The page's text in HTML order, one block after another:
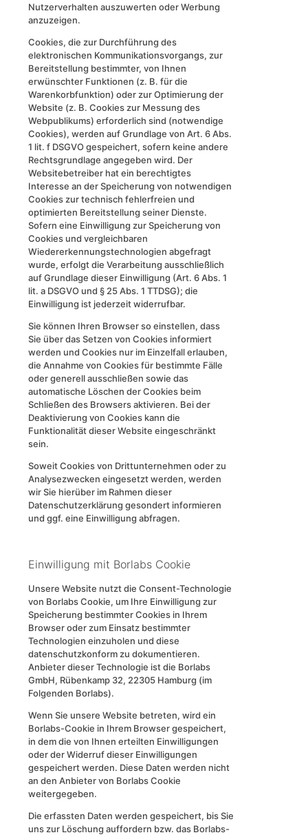
Nutzerverhalten auszuwerten oder Werbung
anzuzeigen.
Cookies, die zur Durchführung des
elektronischen Kommunikationsvorgangs, zur
Bereitstellung bestimmter, von Ihnen
erwünschter Funktionen (z. B. für die
Warenkorbfunktion) oder zur Optimierung der
Website (z. B. Cookies zur Messung des
Webpublikums) erforderlich sind (notwendige
Cookies), werden auf Grundlage von Art. 6 Abs.
1 lit. f DSGVO gespeichert, sofern keine andere
Rechtsgrundlage angegeben wird. Der
Websitebetreiber hat ein berechtigtes
Interesse an der Speicherung von notwendigen
Cookies zur technisch fehlerfreien und
optimierten Bereitstellung seiner Dienste.
Sofern eine Einwilligung zur Speicherung von
Cookies und vergleichbaren
Wiedererkennungstechnologien abgefragt
wurde, erfolgt die Verarbeitung ausschließlich
auf Grundlage dieser Einwilligung (Art. 6 Abs. 1
lit. a DSGVO und § 25 Abs. 1 TTDSG); die
Einwilligung ist jederzeit widerrufbar.
Sie können Ihren Browser so einstellen, dass
Sie über das Setzen von Cookies informiert
werden und Cookies nur im Einzelfall erlauben,
die Annahme von Cookies für bestimmte Fälle
oder generell ausschließen sowie das
automatische Löschen der Cookies beim
Schließen des Browsers aktivieren. Bei der
Deaktivierung von Cookies kann die
Funktionalität dieser Website eingeschränkt
sein.
Soweit Cookies von Drittunternehmen oder zu
Analysezwecken eingesetzt werden, werden
wir Sie hierüber im Rahmen dieser
Datenschutzerklärung gesondert informieren
und ggf. eine Einwilligung abfragen.
Einwilligung mit Borlabs Cookie
Unsere Website nutzt die Consent-Technologie
von Borlabs Cookie, um Ihre Einwilligung zur
Speicherung bestimmter Cookies in Ihrem
Browser oder zum Einsatz bestimmter
Technologien einzuholen und diese
datenschutzkonform zu dokumentieren.
Anbieter dieser Technologie ist die Borlabs
GmbH, Rübenkamp 32, 22305 Hamburg (im
Folgenden Borlabs).
Wenn Sie unsere Website betreten, wird ein
Borlabs-Cookie in Ihrem Browser gespeichert,
in dem die von Ihnen erteilten Einwilligungen
oder der Widerruf dieser Einwilligungen
gespeichert werden. Diese Daten werden nicht
an den Anbieter von Borlabs Cookie
weitergegeben.
Die erfassten Daten werden gespeichert, bis Sie
uns zur Löschung auffordern bzw. das Borlabs-